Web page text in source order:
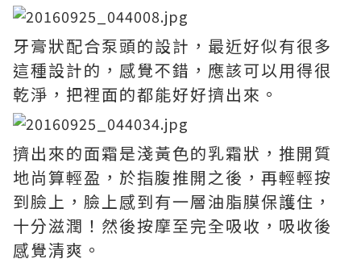
牙膏狀配合泵頭的設計，最近好似有很多
這種設計的，感覺不錯，應該可以用得很
乾淨，把裡面的都能好好擠出來。
擠出來的面霜是淺黃色的乳霜狀，推開質
地尚算輕盈，於指腹推開之後，再輕輕按
到臉上，臉上感到有一層油脂膜保護住，
十分滋潤！然後按摩至完全吸收，吸收後
感覺清爽。